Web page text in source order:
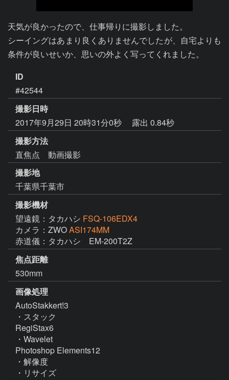
天気が良かったので、仕事帰りに撮影しました。
シーイングはあまり良くありませんでしたが、自宅よりも
条件が良いせいか、思いの外よく写ってくれました。
ID
#42544
撮影日時
2017年9月29日 20時31分0秒
露出 0.84秒
撮影方法
直焦点 動画撮影
撮影地
千葉県千葉市
撮影機材
望遠鏡：タカハシ FSQ-106EDX4
カメラ：ZWOASI174MM
赤道儀：タカハシ　EM-200T2Z
焦点距離
530mm
画像処理
AutoStakkert!3
・スタック
RegiStax6
・Wavelet
Photoshop Elements12
・解像度
・リサイズ